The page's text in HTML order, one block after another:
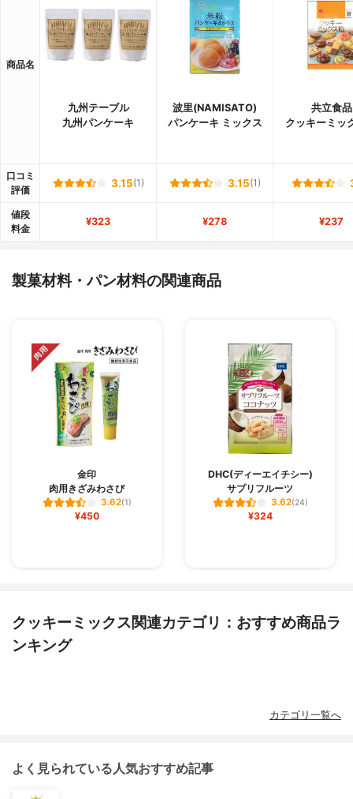
商品名
九州テーブル
九州パンケーキ
波里(NAMISATO)
パンケーキ ミックス
共立食品
クッキーミッ
口コミ
評価
3.15(1) 3.15(1)
値段
料金
¥323 ¥278 ¥237
製菓材料・パン材料の関連商品
金印
肉用きざみわさび
3.62(1)
¥450
DHC(ディーエイチシー)
サプリフルーツ
3.62(24)
¥324
クッキーミックス関連カテゴリ：おすすめ商品ラ
ンキング
カテゴリ一覧へ
よく見られている人気おすすめ記事